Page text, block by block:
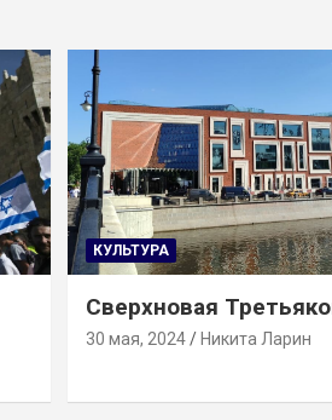
КУЛЬТУРА
Сверхновая
30 мая, 2024 Никита Ларин